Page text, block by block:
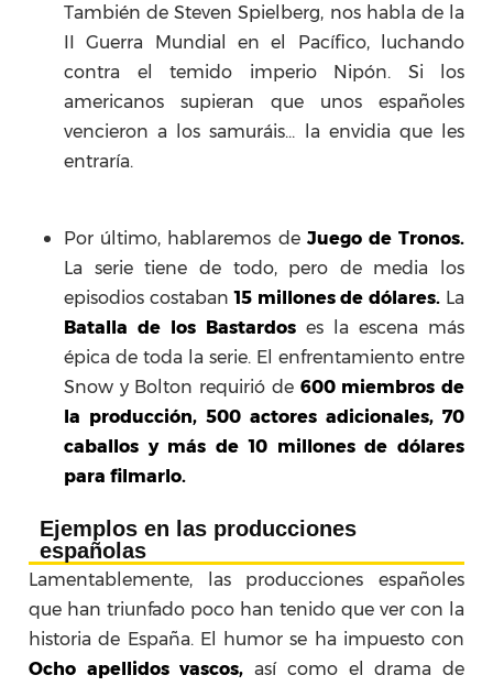
También de Steven Spielberg, nos habla de la
II Guerra Mundial en el Pacífico, luchando
contra el temido imperio Nipón. Si los
americanos supieran que unos españoles
vencieron a los samuráis… la envidia que les
entraría.
Por último, hablaremos de Juego de Tronos.
La serie tiene de todo, pero de media los
episodios costaban 15 millones de dólares. La
Batalla de los Bastardos es la escena más
épica de toda la serie. El enfrentamiento entre
Snow y Bolton requirió de 600 miembros de
la producción, 500 actores adicionales, 70
caballos y más de 10 millones de dólares
para filmarlo.
Ejemplos en las producciones
españolas
Lamentablemente, las producciones españoles
que han triunfado poco han tenido que ver con la
historia de España. El humor se ha impuesto con
Ocho apellidos vascos,así como el drama de